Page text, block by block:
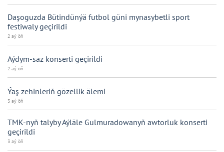
Daşoguzda Bütindünýä futbol güni mynasybetli sport
festiwaly geçirildi
2 aý öň
Aýdym-saz konserti geçirildi
2 aý öň
Ýaş zehinleriň gözellik älemi
3 aý öň
TMK-nyň talyby Aýläle Gulmuradowanyň awtorluk konserti
geçirildi
3 aý öň